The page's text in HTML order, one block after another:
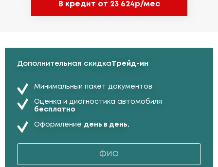
В кредит от 23 624р/мес
Дополнительная скидкаТрейд-ин
Минимальный пакет документов
Оценка и диагностика автомобиля
бесплатно
Оформление день в день.